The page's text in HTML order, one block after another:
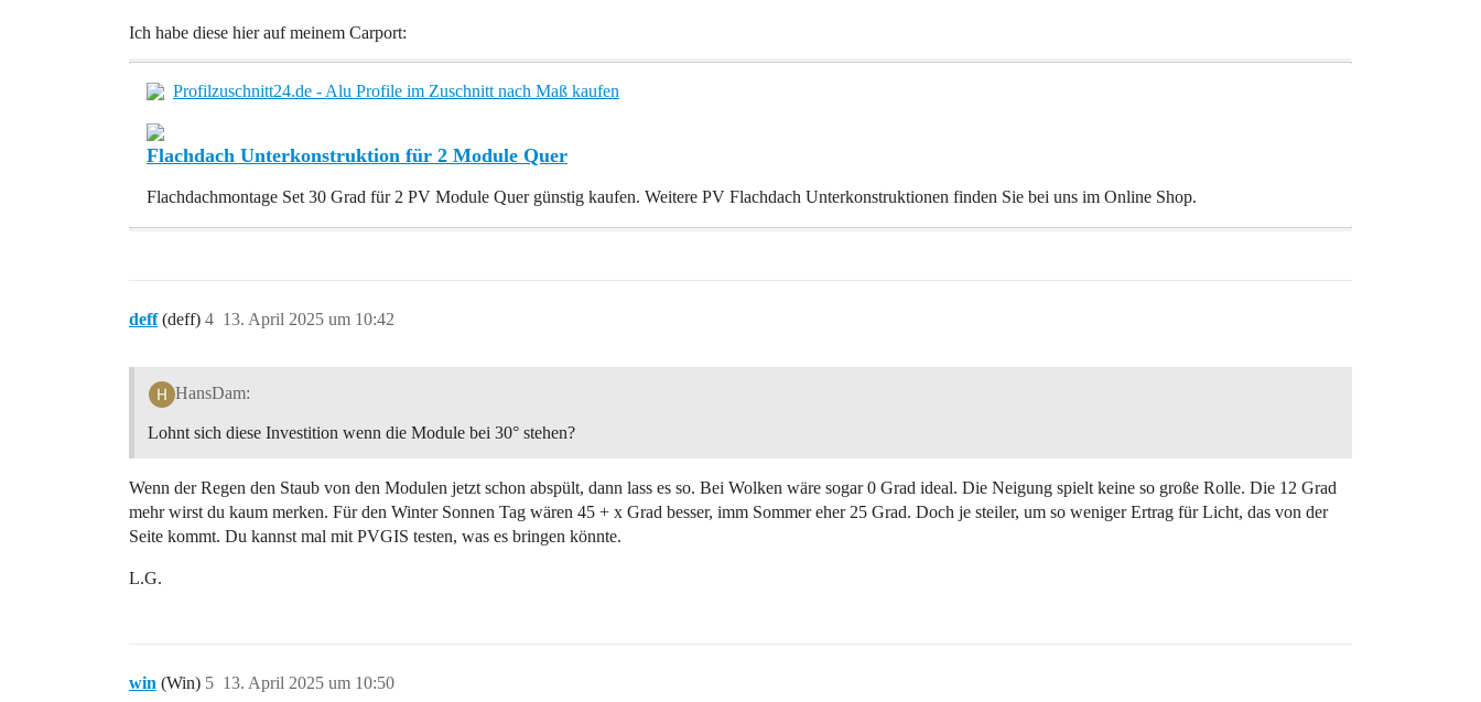
Ich habe diese hier auf meinem Carport:
Profilzuschnitt24.de - Alu Profile im Zuschnitt nach Maß kaufen
Flachdach Unterkonstruktion für 2 Module Quer
Flachdachmontage Set 30 Grad für 2 PV Module Quer günstig kaufen. Weitere PV Flachdach Unterkonstruktionen finden Sie bei uns im Online Shop.
deff (deff) 13. April 2025 um 10:42
4
HansDam:
Lohnt sich diese Investition wenn die Module bei 30° stehen?
Wenn der Regen den Staub von den Modulen jetzt schon abspült, dann lass es so. Bei Wolken wäre sogar 0 Grad ideal. Die Neigung spielt keine so große Rolle. Die 12 Grad
mehr wirst du kaum merken. Für den Winter Sonnen Tag wären 45 + x Grad besser, imm Sommer eher 25 Grad. Doch je steiler, um so weniger Ertrag für Licht, das von der
Seite kommt. Du kannst mal mit PVGIS testen, was es bringen könnte.
L.G.
win (Win) 13. April 2025 um 10:50
5